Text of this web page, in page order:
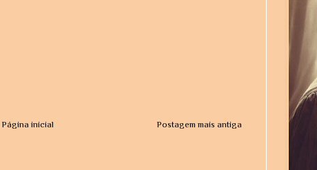
Postagem mais antiga
Página inicial